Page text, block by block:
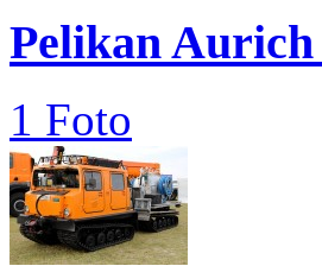
Pelikan Aurich
1 Foto